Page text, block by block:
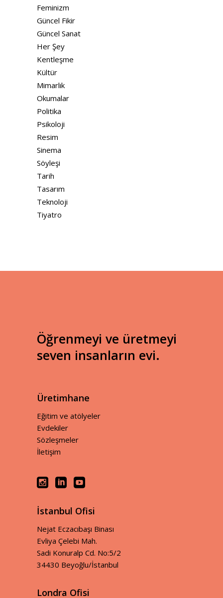
Feminizm
Güncel Fikir
Güncel Sanat
Her Şey
Kentleşme
Kültür
Mimarlık
Okumalar
Politika
Psikoloji
Resim
Sinema
Söyleşi
Tarih
Tasarım
Teknoloji
Tiyatro
Öğrenmeyi ve üretmeyi
seven insanların evi.
Üretimhane
Eğitim ve atölyeler
Evdekiler
Sözleşmeler
İletişim
İstanbul Ofisi
Nejat Eczacıbaşı Binası
Evliya Çelebi Mah.
Sadi Konuralp Cd. No:5/2
34430 Beyoğlu/İstanbul
Londra Ofisi